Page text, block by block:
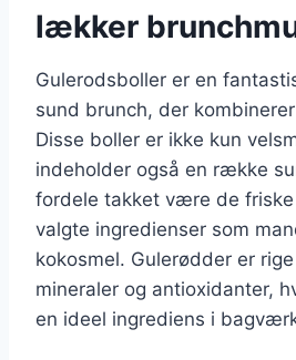
lækker
Gulerodsboller er en
sund brunch, der
Disse boller er ikke kun
indeholder også en række
fordele takket være de
valgte ingredienser som
kokosmel. Gulerødder er
mineraler og antioxidanter,
en ideel ingrediens i